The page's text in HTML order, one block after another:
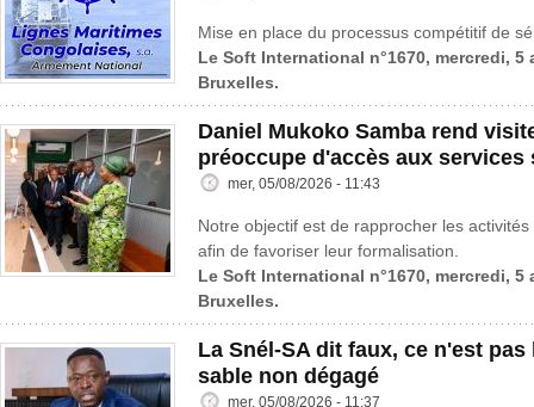
Mise en place du processus compétitif de
Le Soft International n°1670, mercredi, 5
Bruxelles.
Daniel Mukoko Samba rend
préoccupe d'accès aux services
mer, 05/08/2026 - 11:43
Notre objectif est de rapprocher les
afin de favoriser leur formalisation.
Le Soft International n°1670, mercredi, 5
Bruxelles.
La Snél-SA dit faux, ce n'est
sable non dégagé
mer, 05/08/2026 - 11:37